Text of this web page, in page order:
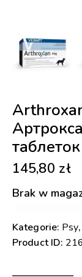
таблеток
145,80 zł
Brak w
Kategorie: Psy,
Product ID: